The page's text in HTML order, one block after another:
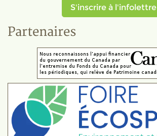
S'inscrire à l'infolettre
Partenaires